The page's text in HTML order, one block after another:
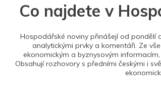
Co najdete v
Hospodářské noviny přinášejí od pondělí
analytickými prvky a komentáři. Ze
ekonomickým a byznysovým
Obsahují rozhovory s předními českými i